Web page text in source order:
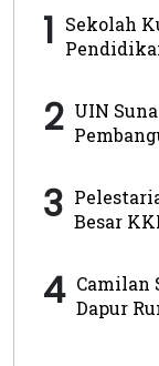
1 Sekolah
2 UIN
3 Besar
4 Camilan
Dapur